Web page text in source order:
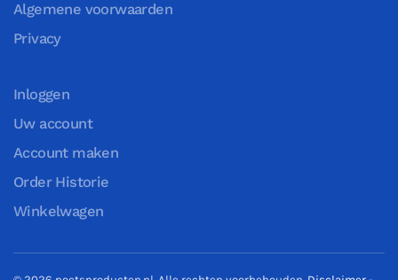
Algemene voorwaarden
Privacy
Inloggen
Uw account
Account maken
Order Historie
Winkelwagen